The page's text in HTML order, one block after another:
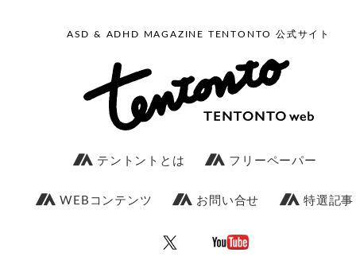
ASD & ADHD MAGAZINE TENTONTO 公式サイト
テントントとは フリーペーパー
WEBコンテンツ お問い合せ 特選記事